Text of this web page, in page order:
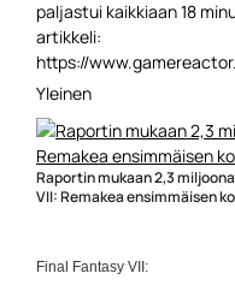
paljastui kaikkiaan 18
artikkeli:
https://
Yleinen
Raportin mukaan 2,3
VII: Remakea ensimmäisen
Final Fantasy VII: